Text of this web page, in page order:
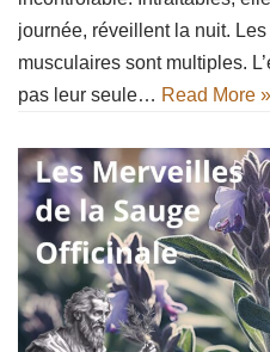
journée, réveillent la nuit.
musculaires sont multiples.
pas leur seule… Read More »